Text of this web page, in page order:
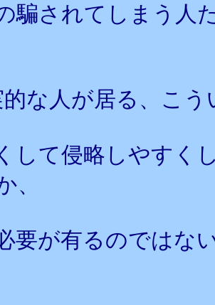
騙されてしまう人
な人が居る、こ
して侵略しやすく
、
要が有るのではな